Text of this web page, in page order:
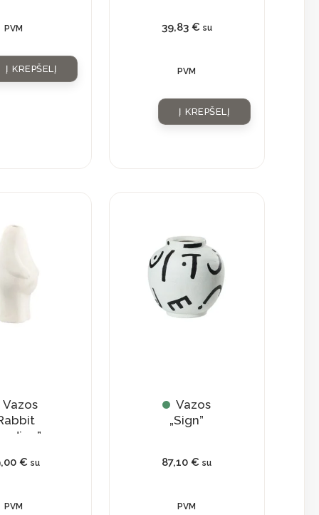
PVM
Į KREPŠELĮ
39,83 € su
PVM
Į KREPŠELĮ
Vazos
€ su
PVM
Vazos
„Sign”
87,10€ su
PVM